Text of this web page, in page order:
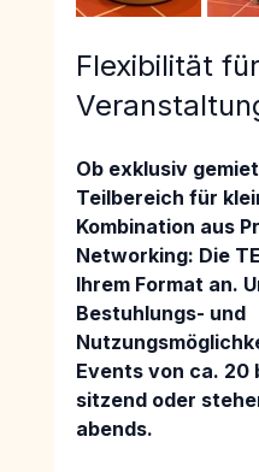
Flexibilität
Ob exklusiv
Teilbereich für
Kombination aus
Networking: Die
Ihrem Format an.
Bestuhlungs- und
Events von ca. 20
sitzend oder
abends.